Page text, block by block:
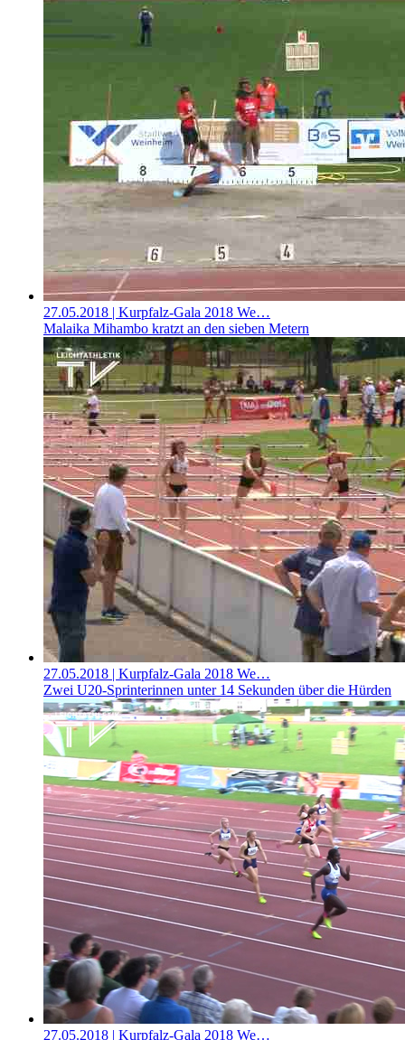
27.05.2018 | Kurpfalz-Gala 2018 We…
Malaika Mihambo kratzt an den sieben Metern
27.05.2018 | Kurpfalz-Gala 2018 We…
Zwei U20-Sprinterinnen unter 14 Sekunden über die Hürden
27.05.2018 | Kurpfalz-Gala 2018 We…